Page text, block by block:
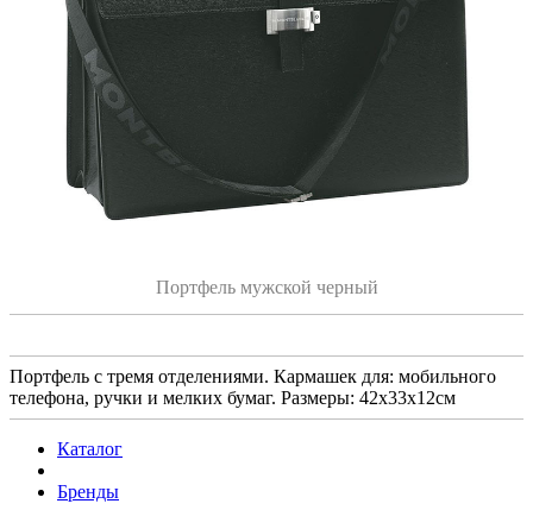
Портфель мужской черный
Портфель с тремя отделениями. Кармашек для: мобильного
телефона, ручки и мелких бумаг. Размеры: 42х33х12см
Каталог
Бренды